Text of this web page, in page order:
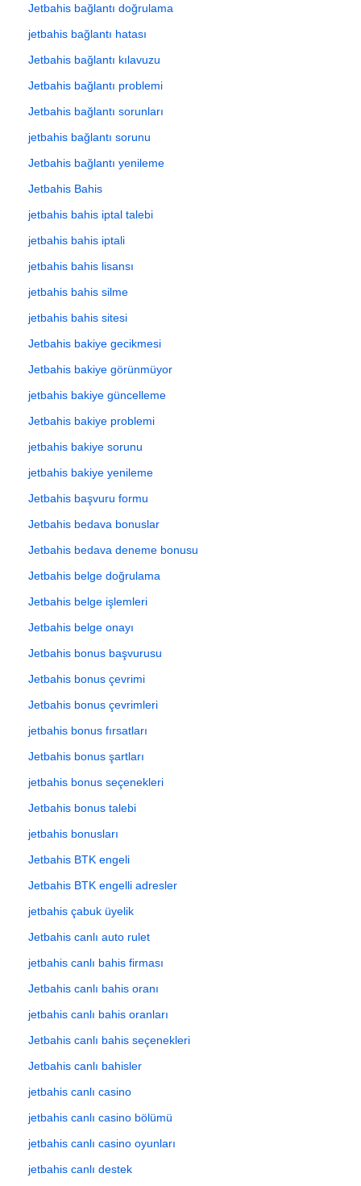
Jetbahis bağlantı doğrulama
jetbahis bağlantı hatası
Jetbahis bağlantı kılavuzu
Jetbahis bağlantı problemi
Jetbahis bağlantı sorunları
jetbahis bağlantı sorunu
Jetbahis bağlantı yenileme
Jetbahis Bahis
jetbahis bahis iptal talebi
jetbahis bahis iptali
jetbahis bahis lisansı
jetbahis bahis silme
jetbahis bahis sitesi
Jetbahis bakiye gecikmesi
Jetbahis bakiye görünmüyor
jetbahis bakiye güncelleme
Jetbahis bakiye problemi
jetbahis bakiye sorunu
jetbahis bakiye yenileme
Jetbahis başvuru formu
Jetbahis bedava bonuslar
Jetbahis bedava deneme bonusu
Jetbahis belge doğrulama
Jetbahis belge işlemleri
Jetbahis belge onayı
Jetbahis bonus başvurusu
Jetbahis bonus çevrimi
Jetbahis bonus çevrimleri
jetbahis bonus fırsatları
Jetbahis bonus şartları
jetbahis bonus seçenekleri
Jetbahis bonus talebi
jetbahis bonusları
Jetbahis BTK engeli
Jetbahis BTK engelli adresler
jetbahis çabuk üyelik
Jetbahis canlı auto rulet
jetbahis canlı bahis firması
Jetbahis canlı bahis oranı
jetbahis canlı bahis oranları
Jetbahis canlı bahis seçenekleri
Jetbahis canlı bahisler
jetbahis canlı casino
jetbahis canlı casino bölümü
jetbahis canlı casino oyunları
jetbahis canlı destek